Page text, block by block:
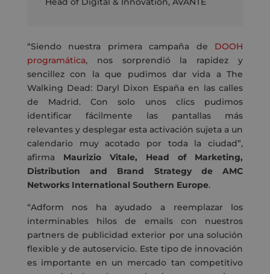
“Siendo nuestra primera campaña de DOOH
programática, nos sorprendió la rapidez y
sencillez con la que pudimos dar vida a The
Walking Dead: Daryl Dixon España en las calles
de Madrid. Con solo unos clics pudimos
identificar fácilmente las pantallas más
relevantes y desplegar esta activación sujeta a un
calendario muy acotado por toda la ciudad”,
afirma Maurizio Vitale, Head of Marketing,
Distribution and Brand Strategy de AMC
Networks International Southern Europe.
“Adform nos ha ayudado a reemplazar los
interminables hilos de emails con nuestros
partners de publicidad exterior por una solución
flexible y de autoservicio. Este tipo de innovación
es importante en un mercado tan competitivo